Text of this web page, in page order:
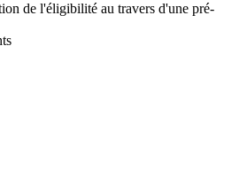
de l'éligibilité au travers d'une pré-